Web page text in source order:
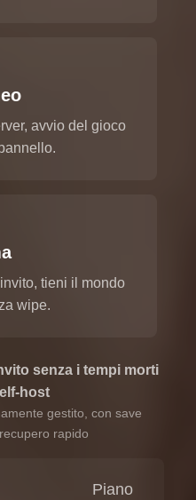
avvio del gioco
tieni il mondo
wipe.
senza i tempi morti
host
gestito, con save
rapido
Piano